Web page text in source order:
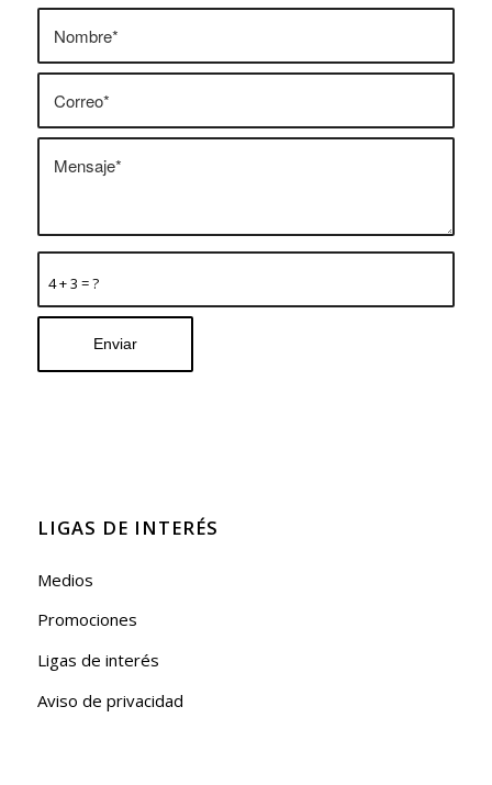
4 + 3 = ?
LIGAS DE INTERÉS
Medios
Promociones
Ligas de interés
Aviso de privacidad